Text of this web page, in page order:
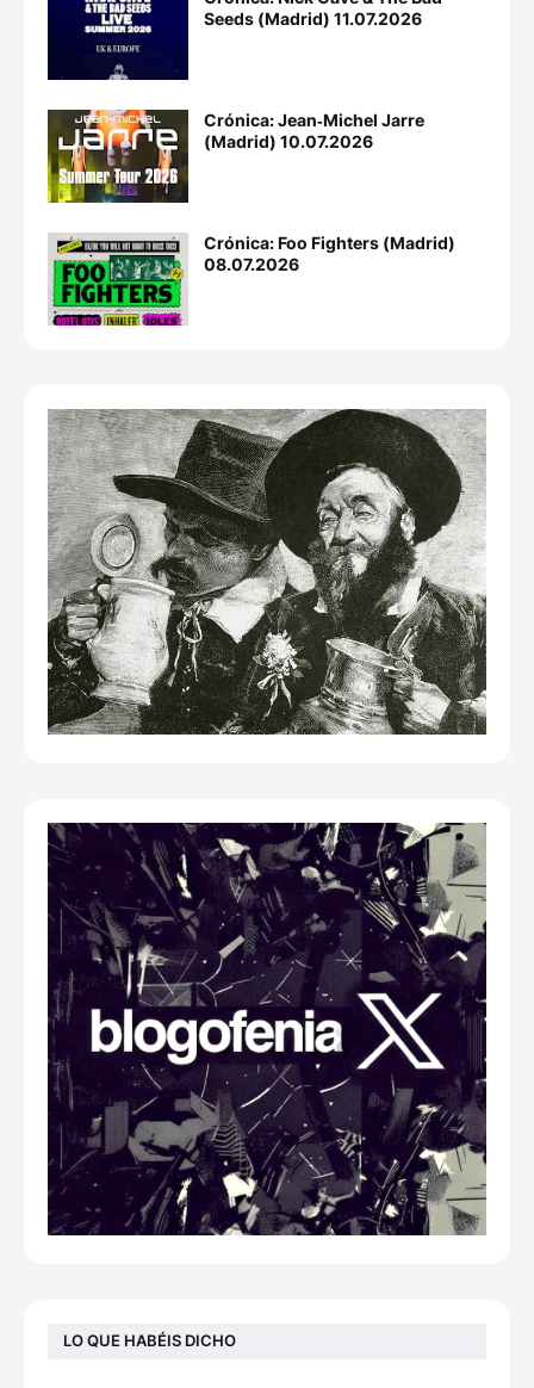
Seeds (Madrid) 11.07.2026
Crónica: Jean‐Michel Jarre
(Madrid) 10.07.2026
Crónica: Foo Fighters (Madrid)
08.07.2026
LO QUE HABÉIS DICHO